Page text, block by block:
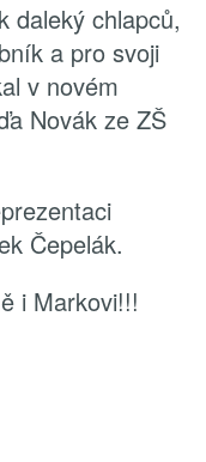
daleký chlapců,
a pro svoji
v novém
Novák ze ZŠ
Čepelák.
i Markovi!!!